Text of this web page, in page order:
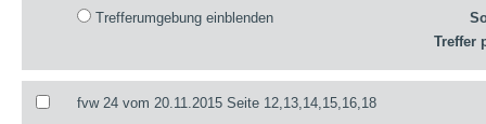
Trefferumgebung einblenden
Treffer
fvw 24 vom 20.11.2015 Seite 12,13,14,15,16,18